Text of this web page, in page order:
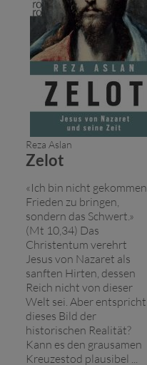
Reza Aslan
Zelot
«Ich bin nicht gekommen,
Frieden zu bringen,
sondern das Schwert.»
(Mt 10,34) Das
Christentum verehrt
Jesus von Nazaret als
sanften Hirten, dessen
Reich nicht von dieser
Welt sei. Aber entspricht
dieses Bild der
historischen Realität?
Kann es den grausamen
Kreuzestod plausibel ...